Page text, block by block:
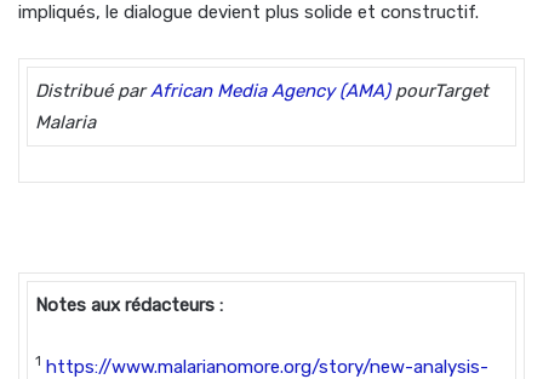
impliqués, le dialogue devient plus solide et constructif.
Distribué par African Media Agency (AMA)pourTarget
Malaria
Notes aux rédacteurs :
1 https://www.malarianomore.org/story/new-analysis-